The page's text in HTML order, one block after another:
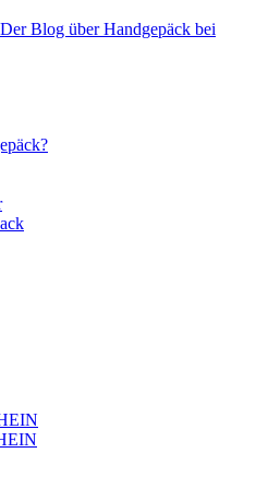
Blog über Handgepäck bei